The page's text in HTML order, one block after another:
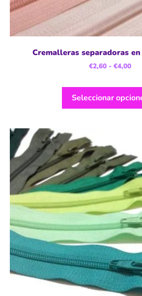
Cremalleras separadoras
€2,60 - €4,00
Seleccionar